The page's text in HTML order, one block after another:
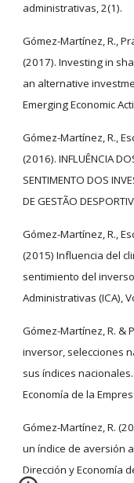
administrativas, 2(1).
Gómez-Martínez, R.,
(2017). Investing in
an alternative
Emerging Economic
Gómez-Martínez, R.,
(2016). INFLUÊNCIA
SENTIMENTO DOS
DE GESTÃO
Gómez-Martínez, R.,
(2015) Influencia del
sentimiento del
Administrativas (ICA),
Gómez-Martínez, R. &
inversor, selecciones
sus índices
Economía de la
Gómez-Martínez, R.
un índice de aversión
Dirección y Economía